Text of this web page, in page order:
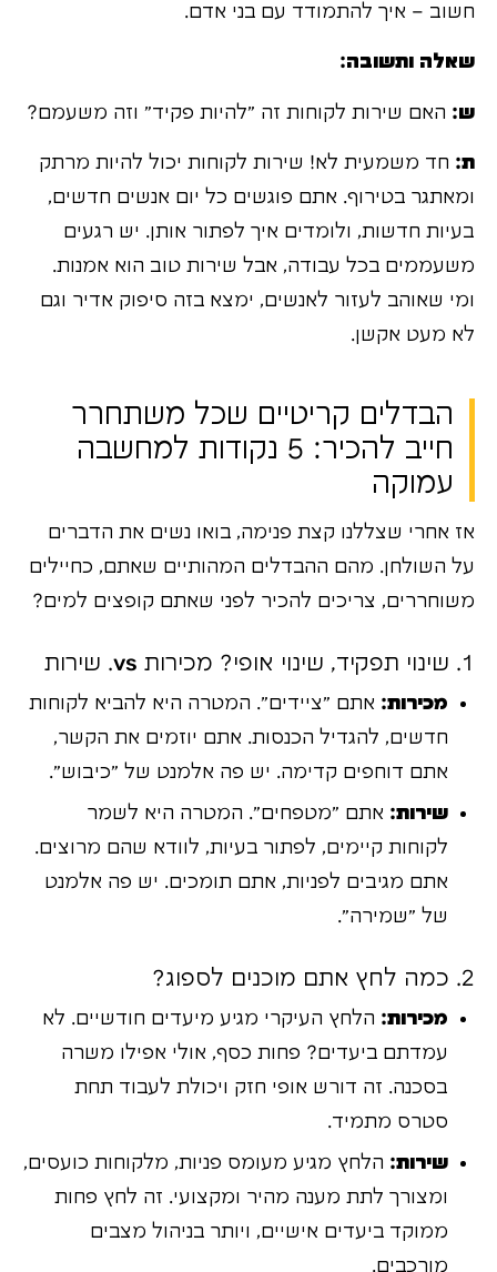
חשוב – איך להתמודד עם בני אדם.
שאלה ותשובה:
ש: האם שירות לקוחות זה "להיות פקיד" וזה משעמם?
ת: חד משמעית לא! שירות לקוחות יכול להיות מרתק
ומאתגר בטירוף. אתם פוגשים כל יום אנשים חדשים,
בעיות חדשות, ולומדים איך לפתור אותן. יש רגעים
משעממים בכל עבודה, אבל שירות טוב הוא אמנות.
ומי שאוהב לעזור לאנשים, ימצא בזה סיפוק אדיר וגם
לא מעט אקשן.
הבדלים קריטיים שכל משתחרר
חייב להכיר: 5 נקודות למחשבה
עמוקה
אז אחרי שצללנו קצת פנימה, בואו נשים את הדברים
על השולחן. מהם ההבדלים המהותיים שאתם, כחיילים
משוחררים, צריכים להכיר לפני שאתם קופצים למים?
1. שינוי תפקיד, שינוי אופי? מכירות vs. שירות
מכירות: אתם "ציידים". המטרה היא להביא לקוחות
חדשים, להגדיל הכנסות. אתם יוזמים את הקשר,
אתם דוחפים קדימה. יש פה אלמנט של "כיבוש".
שירות: אתם "מטפחים". המטרה היא לשמר
לקוחות קיימים, לפתור בעיות, לוודא שהם מרוצים.
אתם מגיבים לפניות, אתם תומכים. יש פה אלמנט
של "שמירה".
2. כמה לחץ אתם מוכנים לספוג?
מכירות: הלחץ העיקרי מגיע מיעדים חודשיים. לא
עמדתם ביעדים? פחות כסף, אולי אפילו משרה
בסכנה. זה דורש אופי חזק ויכולת לעבוד תחת
סטרס מתמיד.
שירות: הלחץ מגיע מעומס פניות, מלקוחות כועסים,
ומצורך לתת מענה מהיר ומקצועי. זה לחץ פחות
ממוקד ביעדים אישיים, ויותר בניהול מצבים
מורכבים.